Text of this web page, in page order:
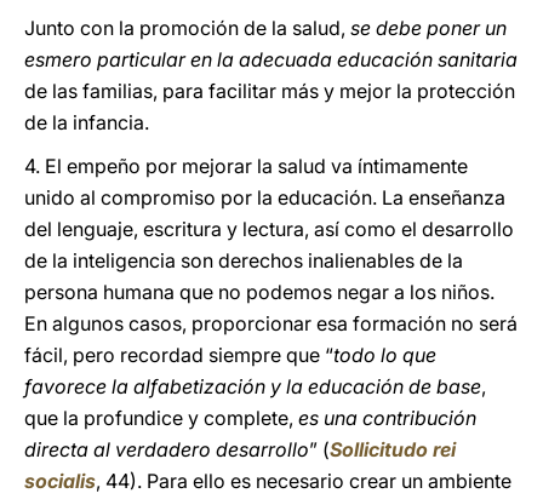
Junto con la promoción de la salud, se debe poner un
esmero particular en la adecuada educación sanitaria
de las familias, para facilitar más y mejor la protección
de la infancia.
4. El empeño por mejorar la salud va íntimamente
unido al compromiso por la educación. La enseñanza
del lenguaje, escritura y lectura, así como el desarrollo
de la inteligencia son derechos inalienables de la
persona humana que no podemos negar a los niños.
En algunos casos, proporcionar esa formación no será
fácil, pero recordad siempre que “todo lo que
favorece la alfabetización y la educación de base,
que la profundice y complete, es una contribución
directa al verdadero desarrollo” (Sollicitudo rei
socialis, 44). Para ello es necesario crear un ambiente